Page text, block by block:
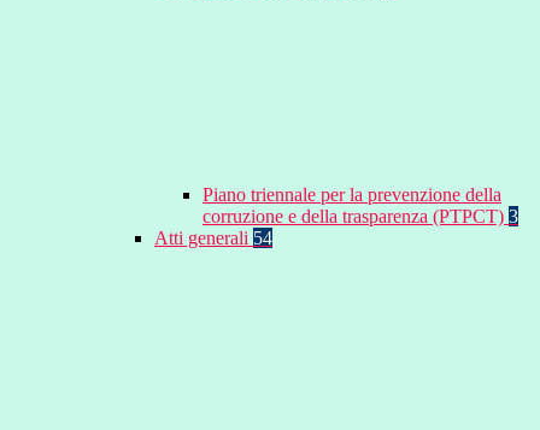
Piano triennale per la prevenzione della
corruzione e della trasparenza (PTPCT) 3
Atti generali 54